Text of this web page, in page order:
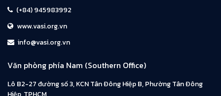
(+84) 945983992
www.vasi.org.vn
info@vasi.org.vn
Văn phòng phía Nam (Southern Office)
Lô B2-27 đường số 3, KCN Tân Đông Hiệp B, Phường Tân Đông